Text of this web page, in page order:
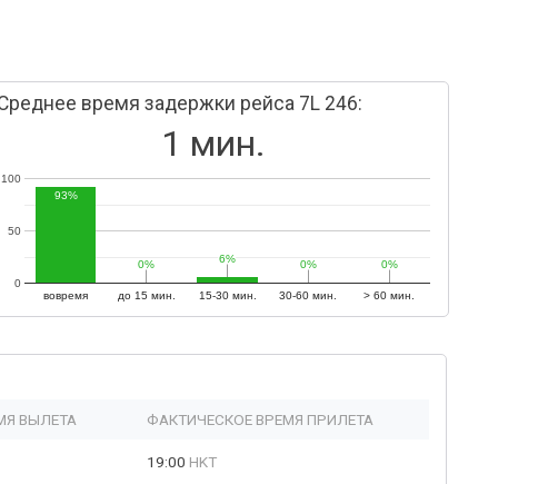
время задержки рейса 7L 246:
1 мин.
вовремя до 15 мин. 15-30 мин. 30-60 мин. > 60 мин.
0
50
100
93%
0%
0% 6%
6% 0%
0% 0%
0%
ВЫЛЕТА ФАКТИЧЕСКОЕ ВРЕМЯ ПРИЛЕТА
19:00 HKT